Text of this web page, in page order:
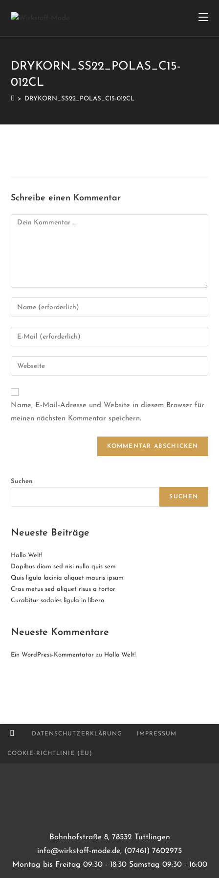
DRYKORN_SS22_POLAS_C15-
012CL
> DRYKORN_SS22_POLAS_C15-012CL
Schreibe einen Kommentar
Name, E-Mail-Adresse und Website in diesem Browser für
meinen nächsten Kommentar speichern.
Suchen
SUCHEN
Neueste Beiträge
Hallo Welt!
Dapibus diam sed nisi nulla quis sem
Quis ligula lacinia aliquet mauris ipsum
Cras metus sed aliquet risus a tortor
Curabitur sodales ligula in libero
Neueste Kommentare
Ein WordPress-Kommentator zu Hallo Welt!
DATENSCHUTZERKLÄRUNG IMPRESSUM
COOKIE-RICHTLINIE (EU)
Bahnhofstraße 8, 78532 Tuttlingen
info@wirkstoff-mode.de, (07461) 7602975
Montag bis Freitag 09:30 - 18:30 Samstag 09:30 - 16:00